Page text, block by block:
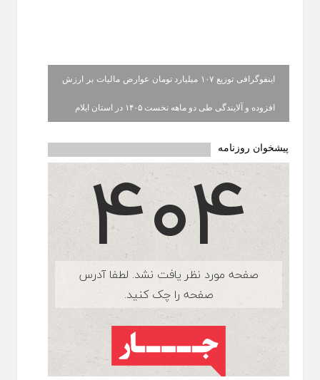
اینفوگرافی توزیع ۱۰۷ میلیارد تومان عوارض مالیات بر ارزش
افزوده و آلایندگی طی دو ماهه نخست ۱۴۰۵ در استان ایلام
پیشخوان روزنامه